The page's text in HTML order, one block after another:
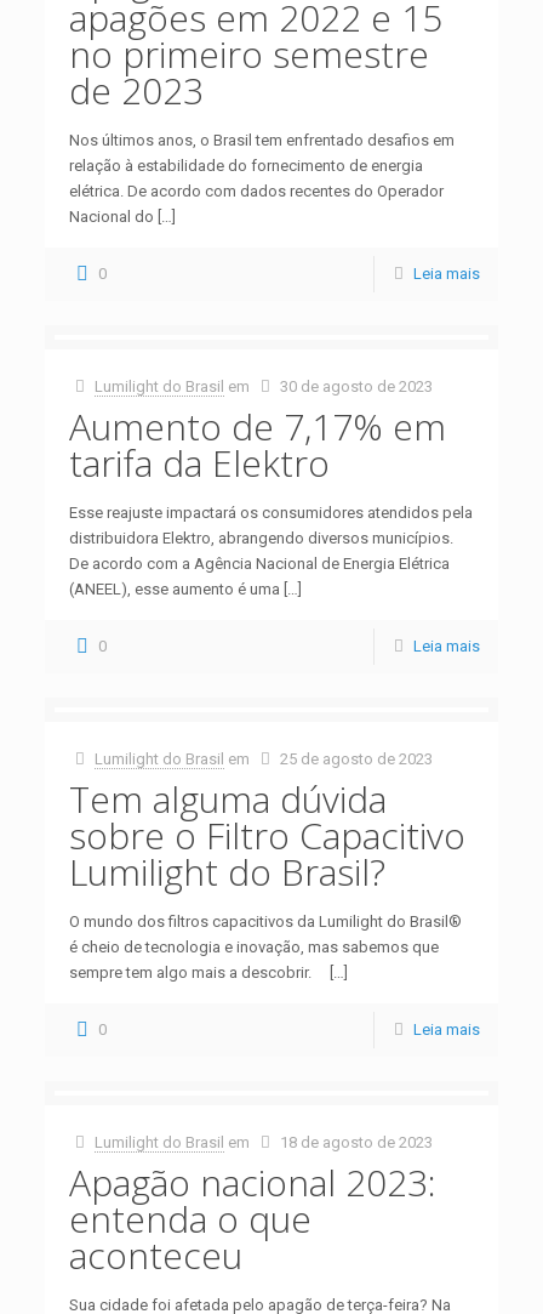
apagões em 2022 e 15
no primeiro semestre
de 2023
Nos últimos anos, o Brasil tem enfrentado desafios em
relação à estabilidade do fornecimento de energia
elétrica. De acordo com dados recentes do Operador
Nacional do […]
0 Leia mais
Lumilight do Brasil em 30 de agosto de 2023
Aumento de 7,17% em
tarifa da Elektro
Esse reajuste impactará os consumidores atendidos pela
distribuidora Elektro, abrangendo diversos municípios.
De acordo com a Agência Nacional de Energia Elétrica
(ANEEL), esse aumento é uma […]
0 Leia mais
Lumilight do Brasil em 25 de agosto de 2023
Tem alguma dúvida
sobre o Filtro Capacitivo
Lumilight do Brasil?
O mundo dos filtros capacitivos da Lumilight do Brasil®
é cheio de tecnologia e inovação, mas sabemos que
sempre tem algo mais a descobrir.
[…]
0 Leia mais
Lumilight do Brasil em 18 de agosto de 2023
Apagão nacional 2023:
entenda o que
aconteceu
Sua cidade foi afetada pelo apagão de terça-feira? Na